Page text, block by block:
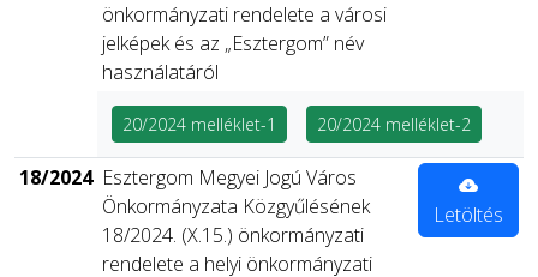
önkormányzati rendelete a városi
jelképek és az „Esztergom” név
használatáról
20/2024 melléklet-1 20/2024 melléklet-2
18/2024 Esztergom Megyei Jogú Város
Önkormányzata Közgyűlésének
18/2024. (X.15.) önkormányzati
rendelete a helyi önkormányzati
Letöltés